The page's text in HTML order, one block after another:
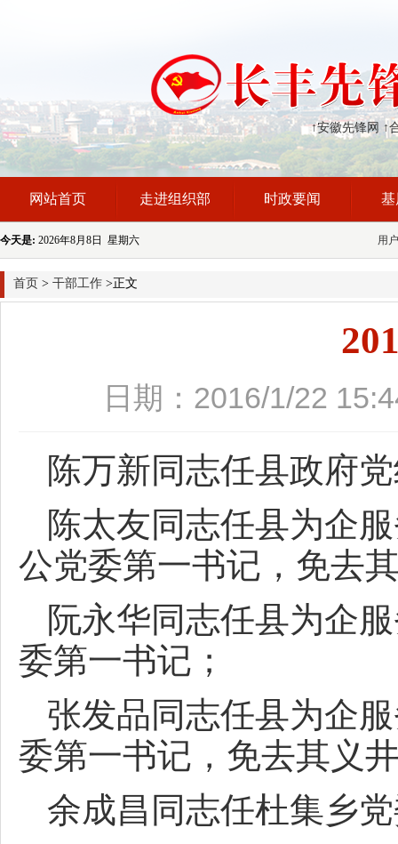
↑安徽先锋网 ↑
网站首页 走进组织部 时政要闻 基
今天是: 2026年8月8日 星期六 用
首页 > 干部工作 >正文
日期：2016/1/22
陈万新同志任县政府
陈太友同志任县为企
公党委第一书记，免去
阮永华同志任县为企
委第一书记；
张发品同志任县为企
委第一书记，免去其义
余成昌同志任杜集乡